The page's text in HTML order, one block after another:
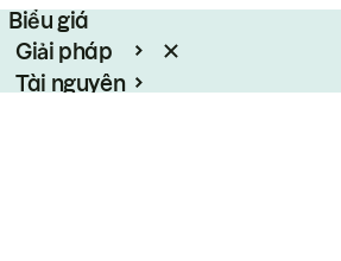
Biểu giá
Giải pháp
Tài nguyên